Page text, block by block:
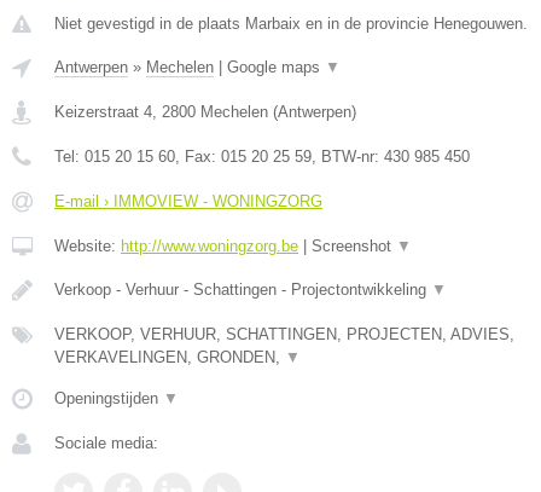
Niet gevestigd in de plaats Marbaix en in de provincie Henegouwen.
Antwerpen » Mechelen Google maps ▼
Keizerstraat 4 2800 Mechelen (Antwerpen)
Tel: 015 20 15 60 , Fax: 015 20 25 59 , BTW-nr: 430 985 450
E-mail › IMMOVIEW - WONINGZORG
Website: http://www.woningzorg.be Screenshot ▼
Verkoop - Verhuur - Schattingen - Projectontwikkeling ▼
VERKOOP, VERHUUR, SCHATTINGEN, PROJECTEN, ADVIES,
VERKAVELINGEN, GRONDEN,
▼
Openingstijden ▼
Sociale media: